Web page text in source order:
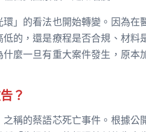
」的看法也開始轉變。因為在
的，還是療程是否合規、材料
麼一旦有重大案件發生，原本
？
稱的蔡語芯死亡事件。根據公